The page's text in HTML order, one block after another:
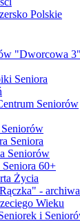
Polskie
"Dworcowa 3"
Seniora
Seniorów
Seniora
Seniorów
60+
Życia
-
Wieku
i